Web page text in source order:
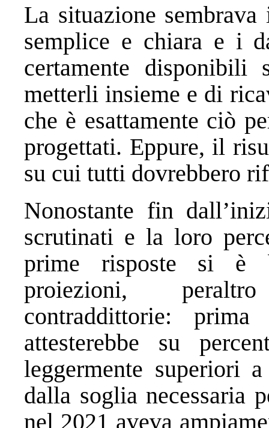
La situazione
semplice e chiara e i
certamente
metterli insieme e di
che è esattamente ciò
progettati. Eppure, il
su cui tutti dovrebbero
Nonostante fin
scrutinati e la loro
prime risposte si è
proiezioni,
contraddittorie:
attesterebbe su
leggermente superiori
dalla soglia necessaria
nel 2021 aveva